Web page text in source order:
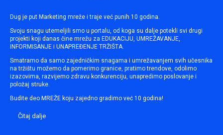
Dug je put Marketing mreže i traje već punih 10 godina.
Svoju snagu utemeljili smo u portalu, od koga su dalje potekli svi drugi
projekti koji danas čine mrežu za EDUKACIJU, UMREŽAVANJE,
INFORMISANJE i UNAPREĐENJE TRŽIŠTA.
Smatramo da samo zajedničkim snagama i umrežavanjem svih učesnika
na tržištu možemo da pomerimo granice, pratimo trendove, odolimo
izazovima, razvijemo zdravu konkurenciju, unapredimo poslovanje i
položaj struke.
Budite deo MREŽE koju zajedno gradimo već 10 godina!
Čitaj dalje